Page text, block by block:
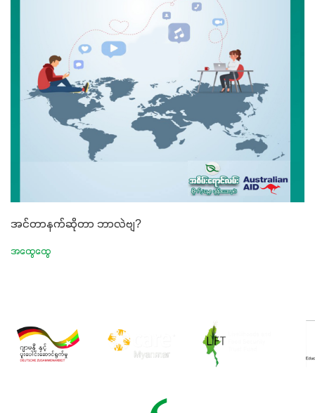
အင်တာနက်ဆိုတာ ဘာလဲဗျ?
အထွေထွေ